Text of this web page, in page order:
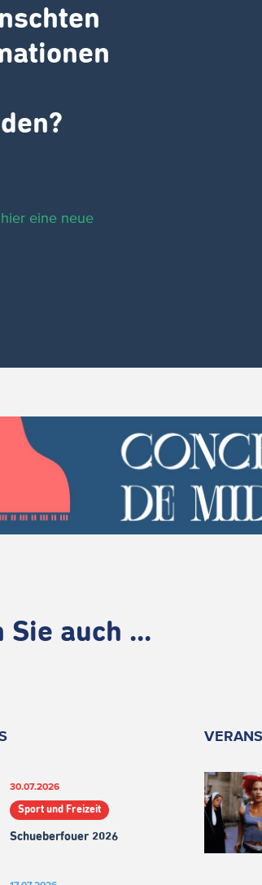
eine neue
Sie auch ...
30.07.2026
Sport und Freizeit
Schueberfouer 2026